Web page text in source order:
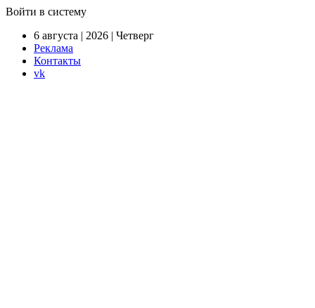
Войти в систему
6 августа | 2026 | Четверг
Реклама
Контакты
vk